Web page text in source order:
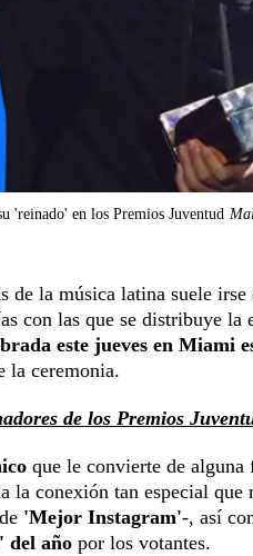
'reinado' en los Premios Juventud
de la música latina suele
con las que se distribuye la
este jueves en Miami
la ceremonia.
de los Premios
que le convierte de
conexión tan especial que
'Mejor Instagram'-, así
del año por los votantes.